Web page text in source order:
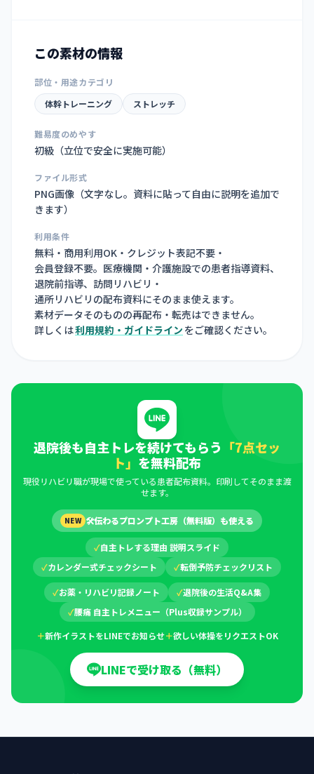
この素材の情報
部位・用途カテゴリ
体幹トレーニング
ストレッチ
難易度のめやす
初級（立位で安全に実施可能）
ファイル形式
PNG画像（文字なし。資料に貼って自由に説明を追加で
きます）
利用条件
無料・商用利用OK・クレジット表記不要・
会員登録不要。医療機関・介護施設での患者指導資料、
退院前指導、訪問リハビリ・
通所リハビリの配布資料にそのまま使えます。
素材データそのものの再配布・転売はできません。
詳しくは利用規約・ガイドライン をご確認ください。
退院後も自主トレを続けてもらう 「7点セッ
ト」 を無料配布
現役リハビリ職が現場で使っている患者配布資料。印刷してそのまま渡
せます。
NEW 🛠伝わるプロンプト工房（無料版）も使える
✓自主トレする理由 説明スライド
✓カレンダー式チェックシート ✓転倒予防チェックリスト
✓お薬・リハビリ記録ノート ✓退院後の生活Q&A集
✓腰痛 自主トレメニュー（Plus収録サンプル）
＋新作イラストをLINEでお知らせ＋欲しい体操をリクエストOK
LINEで受け取る（無料）